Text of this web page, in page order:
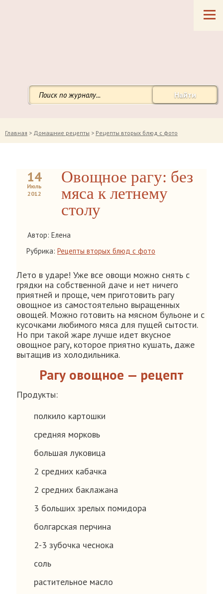
Найти
Главная > Домашние рецепты > Рецепты вторых блюд с фото
14
Июль
2012
Овощное рагу: без
мяса к летнему
столу
Автор: Елена
Рубрика: Рецепты вторых блюд с фото
Лето в ударе! Уже все овощи можно снять с
грядки на собственной даче и нет ничего
приятней и проще, чем приготовить рагу
овощное из самостоятельно выращенных
овощей. Можно готовить на мясном бульоне и с
кусочками любимого мяса для пущей сытости.
Но при такой жаре лучше идет вкусное
овощное рагу, которое приятно кушать, даже
вытащив из холодильника.
Рагу овощное — рецепт
Продукты:
полкило картошки
средняя морковь
большая луковица
2 средних кабачка
2 средних баклажана
3 больших зрелых помидора
болгарская перчина
2-3 зубочка чеснока
соль
растительное масло